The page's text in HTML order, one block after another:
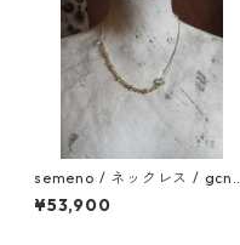
semeno / ネックレス / gcn-
09 / 25aw
¥53,900